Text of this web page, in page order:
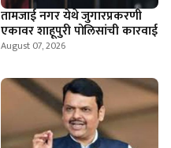
तामजाई नगर येथे जुगारप्रकरणी
एकावर शाहूपुरी पोलिसांची कारवाई
August 07, 2026